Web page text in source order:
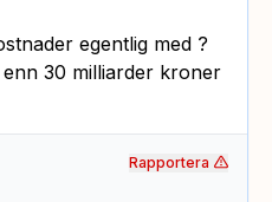
egentlig med ?
30 milliarder kroner
Rapportera